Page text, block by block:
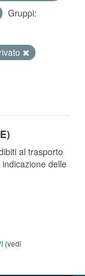
Gruppi:
al trasporto
delle
(vedi